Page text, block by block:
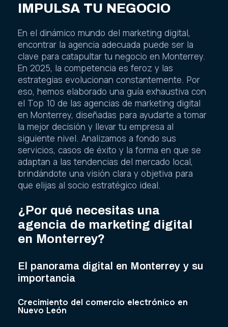
IMPULSA TU NEGOCIO
En el dinámico mundo del marketing digital,
encontrar la agencia adecuada puede ser la
clave para catapultar tu negocio en Monterrey.
En 2025, la competencia es feroz y las
estrategias evolucionan constantemente. Por
eso, hemos elaborado una guía exhaustiva con
el Top 10 de las agencias de marketing digital
en Monterrey, diseñadas para ayudarte a tomar
la mejor decisión y llevar tu empresa al
siguiente nivel. Analizamos a fondo sus
servicios, casos de éxito y la forma en que se
adaptan a las tendencias del mercado local,
brindándote una visión clara y objetiva para
que elijas al socio estratégico ideal.
¿Por qué necesitas una
agencia de marketing digital
en Monterrey?
El panorama digital en Monterrey y su
importancia
Crecimiento del comercio electrónico en
Nuevo León